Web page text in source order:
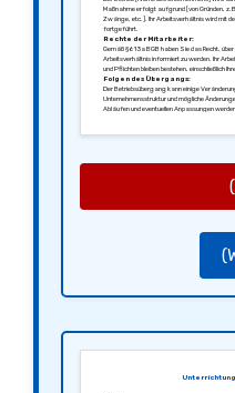
Maßnahme erfolgt aufgrund [von Gründen,
Zwänge, etc.]. Ihr Arbeitsverhältnis wird mit
fortgeführt.
Rechte der Mitarbeiter:
Gemäß § 613a BGB haben Sie das Recht,
Arbeitsverhältnis informiert zu werden. Ihr
und Pflichten bleiben bestehen, einschließlich
Folgen des Übergangs:
Der Betriebsübergang kann einige
Unternehmensstruktur und mögliche
Abläufen und eventuellen Anpassungen